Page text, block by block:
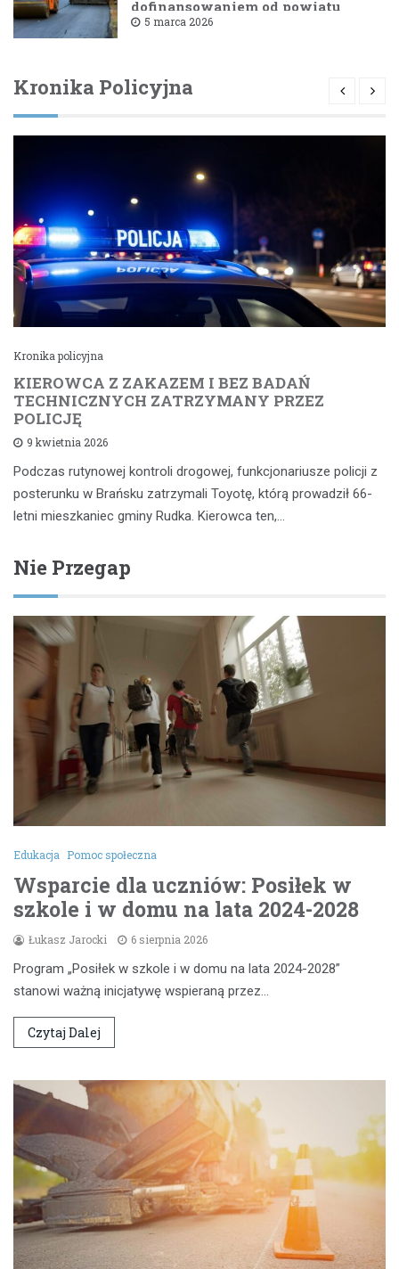
dofinansowaniem od powiatu
bielskiego
5 marca 2026
Kronika Policyjna
Kronika policyjna
KIEROWCA Z ZAKAZEM I BEZ BADAŃ
TECHNICZNYCH ZATRZYMANY PRZEZ
POLICJĘ
9 kwietnia 2026
Podczas rutynowej kontroli drogowej, funkcjonariusze policji z
posterunku w Brańsku zatrzymali Toyotę, którą prowadził 66-
letni mieszkaniec gminy Rudka. Kierowca ten,…
Nie Przegap
Edukacja Pomoc społeczna
Wsparcie dla uczniów: Posiłek w
szkole i w domu na lata 2024-2028
Łukasz Jarocki 6 sierpnia 2026
Program „Posiłek w szkole i w domu na lata 2024-2028”
stanowi ważną inicjatywę wspieraną przez…
Czytaj Dalej